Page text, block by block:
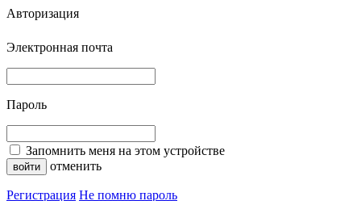
Авторизация
Электронная почта
Пароль
Запомнить меня на этом устройстве
отменить
Регистрация Не помню пароль